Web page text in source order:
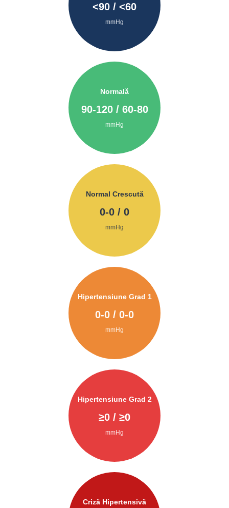
<90 / <60
mmHg
Normală
90-120/ 60-80
mmHg
Normal Crescută
0-0 / 0
mmHg
Hipertensiune Grad 1
0-0 / 0-0
mmHg
Hipertensiune Grad 2
≥0 / ≥0
mmHg
Criză Hipertensivă